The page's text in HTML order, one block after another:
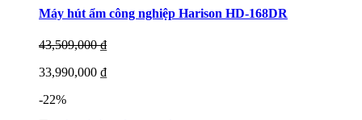
Máy hút ẩm công nghiệp Harison HD-168DR
43,509,000 ₫
33,990,000 ₫
-22%